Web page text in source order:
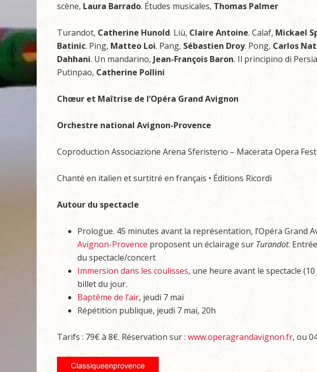
scène, Laura Barrado. Études musicales, Thomas Palmer
Turandot, Catherine Hunold. Liù, Claire Antoine. Calaf, Mickael
Batinic. Ping, Matteo Loi. Pang, Sébastien Droy. Pong, Carlos
Dahhani. Un mandarino, Jean-François Baron. Il principino di Persia
Putinpao, Catherine Pollini
Chœur et Maîtrise de l’Opéra Grand Avignon
Orchestre national Avignon-Provence
Coproduction Associazione Arena Sferisterio – Macerata Opera
Chanté en italien et surtitré en français • Éditions Ricordi
Autour du spectacle
Prologue. 45 minutes avant la représentation, l’Opéra Grand
Avignon-Provence proposent un éclairage sur Turandot.
du spectacle/concert
Immersion dans les coulisses, une heure avant le spectacle
billet du jour.
Baptême de l’air, jeudi 7 mai
Répétition publique, jeudi 7 mai, 20h
Tarifs : 79€ à 8€. Réservation sur : www.operagrandavignon.fr, ou